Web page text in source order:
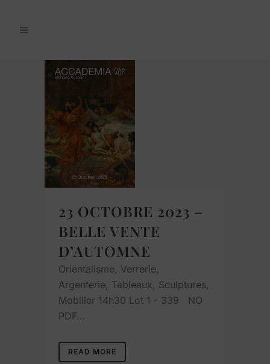
23 OCTOBRE 2023 –
BELLE VENTE
D’AUTOMNE
Orientalisme, Verrerie,
Argenterie, Tableaux, Sculptures,
Mobilier 14h30 Lot 1 - 339 NO
PDF...
READ MORE